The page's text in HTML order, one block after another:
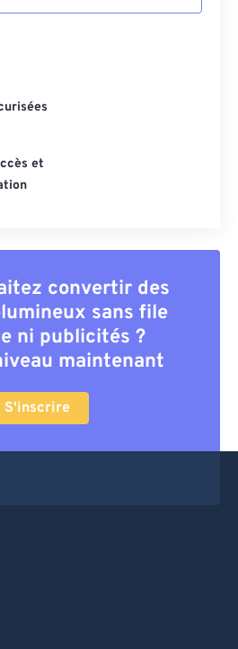
et
convertir des
sans file
ni publicités ?
maintenant
S'inscrire